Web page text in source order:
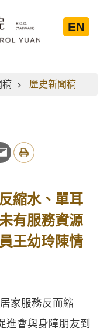
EN
稿 歷史新聞稿
縮水、單耳
有服務資源
王幼玲陳情
家服務反而縮
進會與身障朋友到